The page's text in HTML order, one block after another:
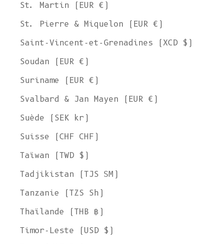
St. Martin (EUR €)
St. Pierre & Miquelon (EUR €)
Saint-Vincent-et-Grenadines (XCD $)
Soudan (EUR €)
Suriname (EUR €)
Svalbard & Jan Mayen (EUR €)
Suède (SEK kr)
Suisse (CHF CHF)
Taïwan (TWD $)
Tadjikistan (TJS ЅМ)
Tanzanie (TZS Sh)
Thaïlande (THB ฿)
Timor-Leste (USD $)